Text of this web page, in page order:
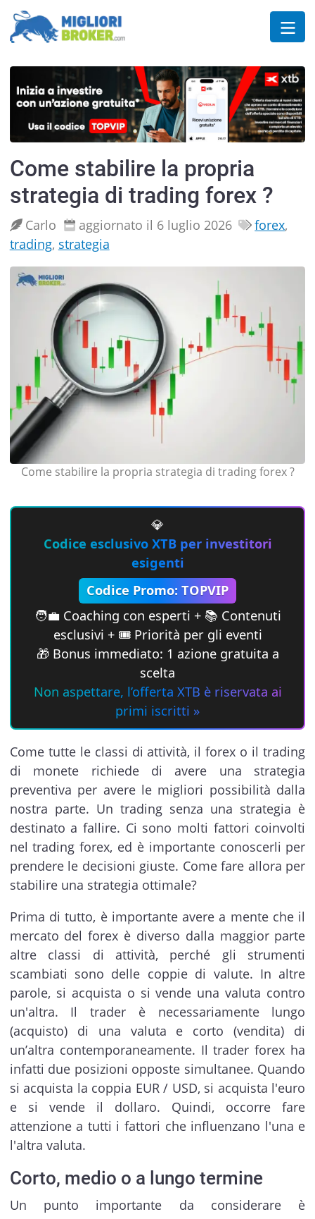
Come stabilire la propria
strategia di trading forex ?
Carlo aggiornato il 6 luglio 2026 forex,
trading, strategia
Come stabilire la propria strategia di trading forex ?
💎
Codice esclusivo XTB per investitori
esigenti
Codice Promo: TOPVIP
🧑‍💼 Coaching con esperti + 📚 Contenuti
esclusivi + 🎟 Priorità per gli eventi
🎁 Bonus immediato: 1 azione gratuita a
scelta
Non aspettare, l’offerta XTB è riservata ai
primi iscritti »
Come tutte le classi di attività, il forex o il trading
di monete richiede di avere una strategia
preventiva per avere le migliori possibilità dalla
nostra parte. Un trading senza una strategia è
destinato a fallire. Ci sono molti fattori coinvolti
nel trading forex, ed è importante conoscerli per
prendere le decisioni giuste. Come fare allora per
stabilire una strategia ottimale?
Prima di tutto, è importante avere a mente che il
mercato del forex è diverso dalla maggior parte
altre classi di attività, perché gli strumenti
scambiati sono delle coppie di valute. In altre
parole, si acquista o si vende una valuta contro
un'altra. Il trader è necessariamente lungo
(acquisto) di una valuta e corto (vendita) di
un’altra contemporaneamente. Il trader forex ha
infatti due posizioni opposte simultanee. Quando
si acquista la coppia EUR / USD, si acquista l'euro
e si vende il dollaro. Quindi, occorre fare
attenzione a tutti i fattori che influenzano l'una e
l'altra valuta.
Corto, medio o a lungo termine
Un punto importante da considerare è